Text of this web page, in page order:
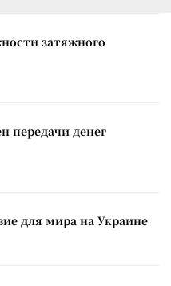
затяжного
передачи денег
для мира на Украине